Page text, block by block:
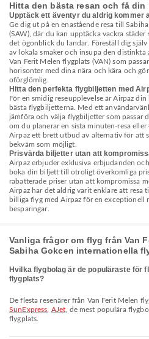
Hitta den bästa resan och få
Upptäck ett äventyr du aldrig kommer
Ge dig ut på en enastående resa till
(SAW), där du kan upptäcka vackra
det ögonblick du landar. Föreställ dig
av lokala smaker och insupa den
Van Ferit Melen flygplats (VAN) som
horisonter med dina nära och kära och
oförglömlig.
Hitta den perfekta flygbiljetten med
För en smidig reseupplevelse är Airpaz
bästa flygbiljetterna. Med ett
jämföra och välja flygbiljetter som passar
om du planerar en sista minuten-resa
Airpaz ett brett utbud av alternativ för att
bekväm som möjligt.
Prisvärda biljetter utan att
Airpaz erbjuder exklusiva erbjudanden
boka din biljett till otroligt överkomliga
rabatterade priser utan att kompromissa
Airpaz har det aldrig varit enklare att
billiga flyg med Airpaz för en exceptionell
besparingar.
Vanliga frågor om flyg från Van
Sabiha Gokcen internationella
Hvilka flygbolag är de populäraste för
flygplats?
De flesta resenärer från Van Ferit Melen
SunExpress AJet , de mest populära
flygplats.